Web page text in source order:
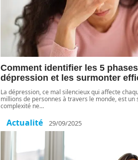
Comment identifier les 5
dépression et les surmonter
La dépression, ce mal silencieux qui affecte
millions de personnes à travers le monde, est un
complexité ne…
Actualité 29/09/2025